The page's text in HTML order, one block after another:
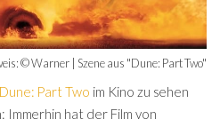
© Warner | Szene aus "Dune: Part Two"
Dune: Part Two im Kino zu sehen
Immerhin hat der Film von